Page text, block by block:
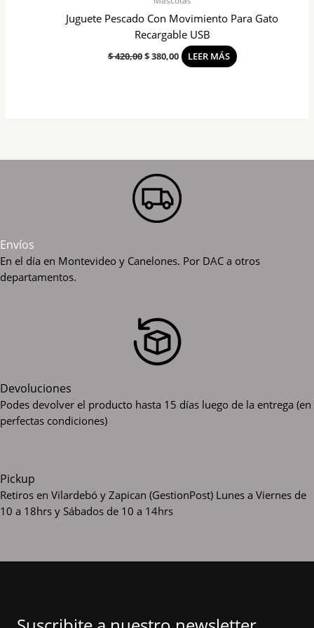
Juguete Pescado Con Movimiento Para Gato
Recargable USB
$420,00$380,00 LEER MÁS
Envíos
En el día en Montevideo y Canelones. Por DAC a otros
departamentos.
Devoluciones
Podes devolver el producto hasta 15 días luego de la entrega (en
perfectas condiciones)
Pickup
Retiros en Vilardebó y Zapican (GestionPost) Lunes a Viernes de
10 a 18hrs y Sábados de 10 a 14hrs